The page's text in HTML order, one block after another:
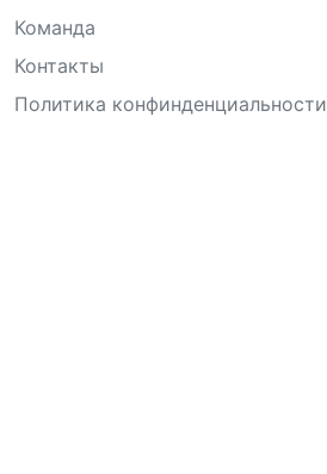
Команда
Контакты
Политика конфинденциальности